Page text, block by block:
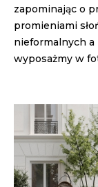
zapominając o
promieniami
nieformalnych
wyposażmy w